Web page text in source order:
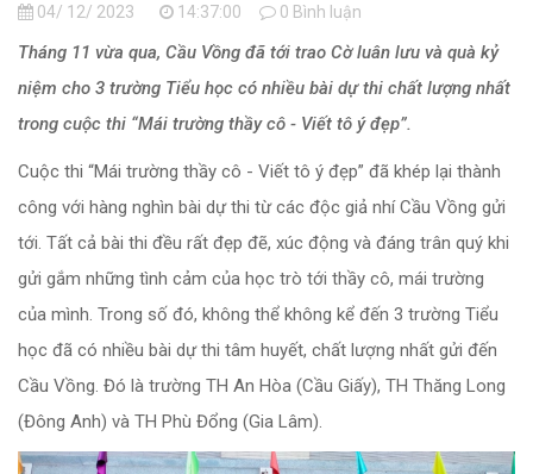
04/ 12/ 2023 14:37:00 0 Bình luận
Tháng 11 vừa qua, Cầu Vồng đã tới trao Cờ luân lưu và quà kỷ
niệm cho 3 trường Tiểu học có nhiều bài dự thi chất lượng nhất
trong cuộc thi “Mái trường thầy cô - Viết tô ý đẹp”.
Cuộc thi “Mái trường thầy cô - Viết tô ý đẹp” đã khép lại thành
công với hàng nghìn bài dự thi từ các độc giả nhí Cầu Vồng gửi
tới. Tất cả bài thi đều rất đẹp đẽ, xúc động và đáng trân quý khi
gửi gắm những tình cảm của học trò tới thầy cô, mái trường
của mình. Trong số đó, không thể không kể đến 3 trường Tiểu
học đã có nhiều bài dự thi tâm huyết, chất lượng nhất gửi đến
Cầu Vồng. Đó là trường TH An Hòa (Cầu Giấy), TH Thăng Long
(Đông Anh) và TH Phù Đổng (Gia Lâm).